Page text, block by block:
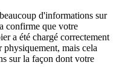
d'informations sur
confirme que votre
a été chargé correctement
mais cela
sur la façon dont votre